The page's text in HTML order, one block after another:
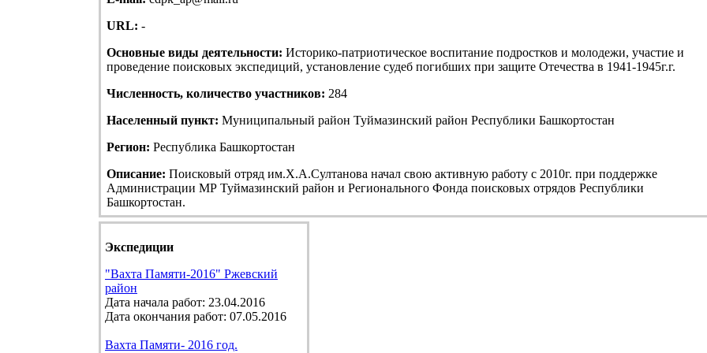
URL: -
Основные виды деятельности: Историко-патриотическое воспитание подростков и молодежи, участие и
проведение поисковых экспедиций, установление судеб погибших при защите Отечества в 1941-1945г.г.
Численность, количество участников: 284
Населенный пункт: Муниципальный район Туймазинский район Республики Башкортостан
Регион: Республика Башкортостан
Описание: Поисковый отряд им.Х.А.Султанова начал свою активную работу с 2010г. при поддержке
Администрации МР Туймазинский район и Регионального Фонда поисковых отрядов Республики
Башкортостан.
Экспедиции
"Вахта Памяти-2016" Ржевский
район
Дата начала работ: 23.04.2016
Дата окончания работ: 07.05.2016
Вахта Памяти- 2016 год.